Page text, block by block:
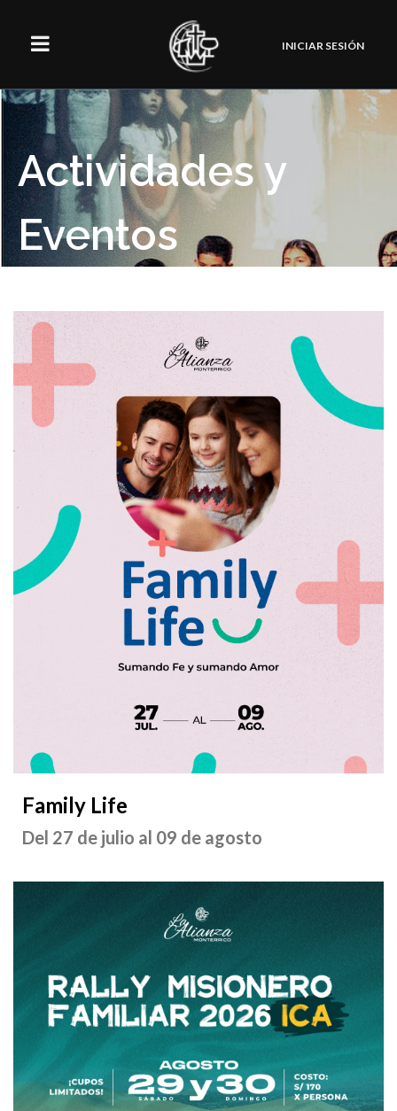
INICIAR SESIÓN
Actividades y
Eventos
Family Life
Del 27 de julio al 09 de agosto